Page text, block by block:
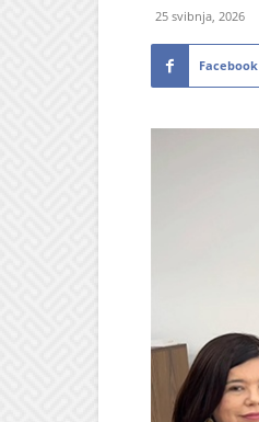
25 svibnja, 2026
Facebook